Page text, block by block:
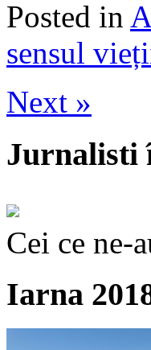
Posted in
sensul
Next »
Jurnalisti
Cei ce ne-
Iarna